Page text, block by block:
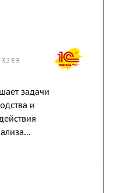
задачи
и
Программа
холдинги со